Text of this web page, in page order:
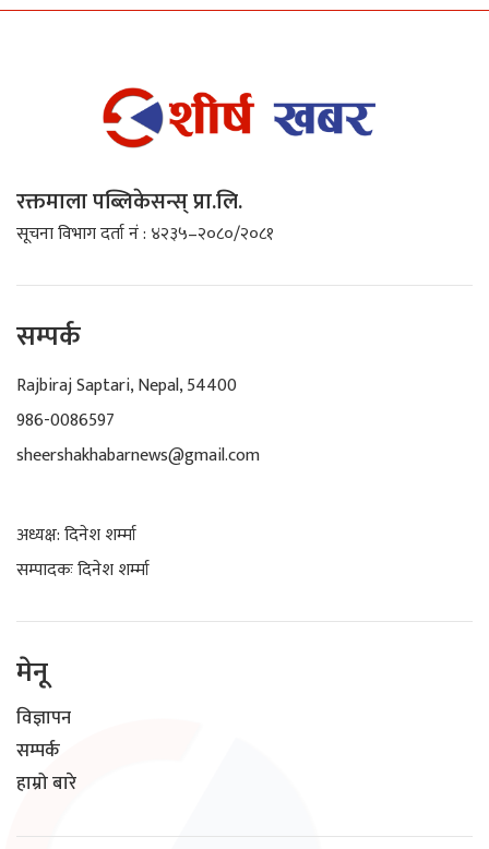
रक्तमाला पब्लिकेसन्स् प्रा.लि.
सूचना विभाग दर्ता नं : ४२३५–२०८०/२०८१
सम्पर्क
Rajbiraj Saptari, Nepal, 54400
986-0086597
sheershakhabarnews@gmail.com
अध्यक्ष: दिनेश शर्म्मा
सम्पादकः दिनेश शर्म्मा
मेनू
विज्ञापन
सम्पर्क
हाम्रो बारे